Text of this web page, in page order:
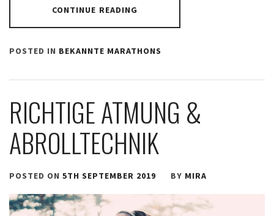
CONTINUE READING
POSTED IN BEKANNTE MARATHONS
RICHTIGE ATMUNG &
ABROLLTECHNIK
POSTED ON 5TH SEPTEMBER 2019 BY MIRA